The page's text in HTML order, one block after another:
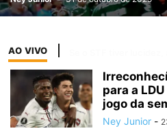
AO VIVO
para a
jogo da
Ney Junior -